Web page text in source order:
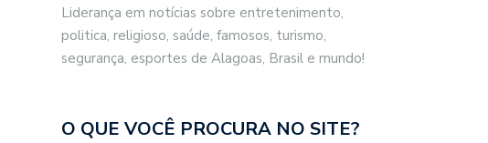
Liderança em notícias sobre entretenimento,
politica, religioso, saúde, famosos, turismo,
segurança, esportes de Alagoas, Brasil e mundo!
O QUE VOCÊ PROCURA NO SITE?